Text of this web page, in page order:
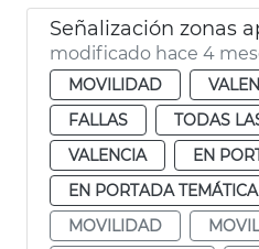
modificado hace 4
MOVILIDAD
FALLAS
TODAS
VALENCIA
EN
EN PORTADA TEMÁTICA
MOVILIDAD